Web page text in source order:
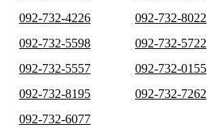
092-732-4226
092-732-8022
092-732-5598
092-732-5722
092-732-5557
092-732-0155
092-732-8195
092-732-7262
092-732-6077